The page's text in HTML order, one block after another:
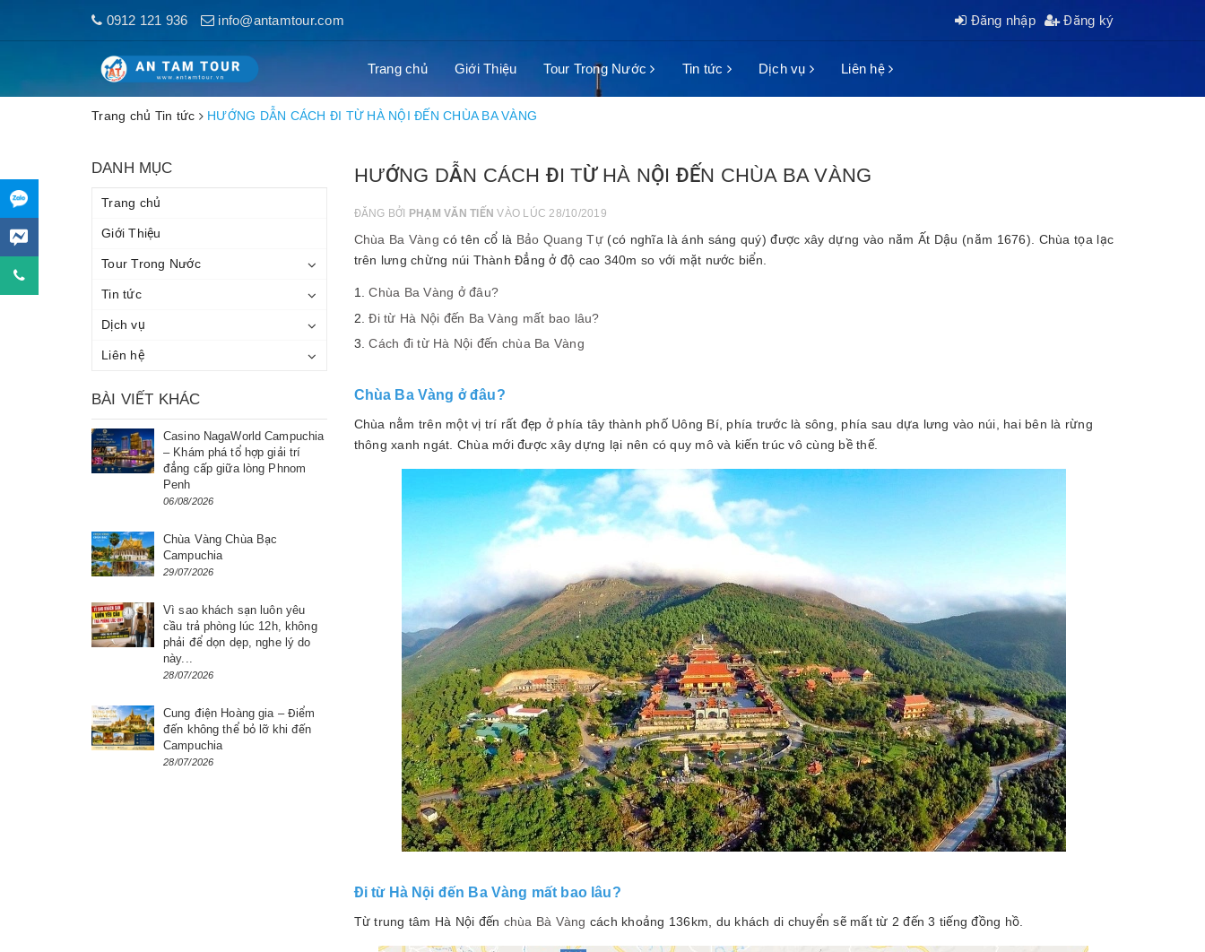
0912 121 936 info@antamtour.com Đăng nhập Đăng ký
Trang chủ Giới Thiệu Tour Trong Nước Tin tức Dịch vụ Liên hệ
Trang chủ Tin tức HƯỚNG DẪN CÁCH ĐI TỪ HÀ NỘI ĐẾN CHÙA BA VÀNG
HƯỚNG DẪN CÁCH ĐI TỪ HÀ NỘI ĐẾN CHÙA BA VÀNG
ĐĂNG BỞI PHẠM VĂN TIẾN VÀO LÚC 28/10/2019
Chùa Ba Vàng có tên cổ là Bảo Quang Tự(có nghĩa là ánh sáng quý) được xây dựng vào năm Ất Dậu (năm 1676). Chùa tọa lạc
trên lưng chừng núi Thành Đẳng ở độ cao 340m so với mặt nước biển.
Chùa Ba Vàng ở đâu?
Đi từ Hà Nội đến Ba Vàng mất bao lâu?
Cách đi từ Hà Nội đến chùa Ba Vàng
Chùa Ba Vàng ở đâu?
Chùa nằm trên một vị trí rất đẹp ở phía tây thành phố Uông Bí, phía trước là sông, phía sau dựa lưng vào núi, hai bên là rừng
thông xanh ngát. Chùa mới được xây dựng lại nên có quy mô và kiến trúc vô cùng bề thế.
Đi từ Hà Nội đến Ba Vàng mất bao lâu?
Từ trung tâm Hà Nội đến chùa Bà Vàng cách khoảng 136km, du khách di chuyển sẽ mất từ 2 đến 3 tiếng đồng hồ.
DANH MỤC
Trang chủ
Giới Thiệu
Tour Trong Nước
Tin tức
Dịch vụ
Liên hệ
BÀI VIẾT KHÁC
Casino NagaWorld Campuchia
– Khám phá tổ hợp giải trí
đẳng cấp giữa lòng Phnom
Penh
06/08/2026
Chùa Vàng Chùa Bạc
Campuchia
29/07/2026
Vì sao khách sạn luôn yêu
cầu trả phòng lúc 12h, không
phải để dọn dẹp, nghe lý do
này...
28/07/2026
Cung điện Hoàng gia – Điểm
đến không thể bỏ lỡ khi đến
Campuchia
28/07/2026